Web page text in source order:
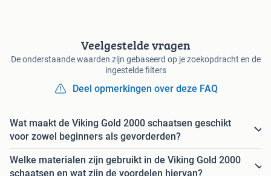
Veelgestelde vragen
De onderstaande waarden zijn gebaseerd op je zoekopdracht en de
ingestelde filters
Deel opmerkingen over deze FAQ
Wat maakt de Viking Gold 2000 schaatsen geschikt
voor zowel beginners als gevorderden?
Welke materialen zijn gebruikt in de Viking Gold 2000
schaatsen en wat zijn de voordelen hiervan?